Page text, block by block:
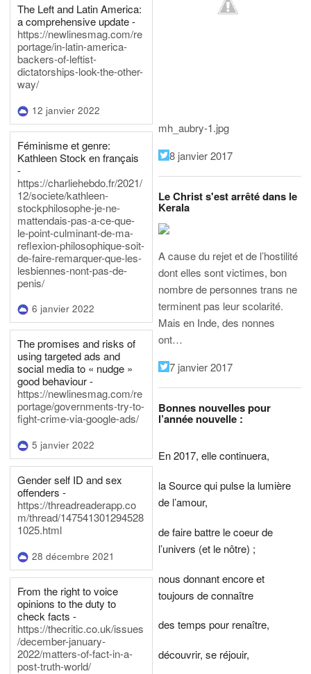
The Left and Latin America:
a comprehensive update -
https://newlinesmag.com/re
portage/in-latin-america-
backers-of-leftist-
dictatorships-look-the-other-
way/
12 janvier 2022
Féminisme et genre:
Kathleen Stock en français
-
https://charliehebdo.fr/2021/
12/societe/kathleen-
stockphilosophe-je-ne-
mattendais-pas-a-ce-que-
le-point-culminant-de-ma-
reflexion-philosophique-soit-
de-faire-remarquer-que-les-
lesbiennes-nont-pas-de-
penis/
6 janvier 2022
The promises and risks of
using targeted ads and
social media to « nudge »
good behaviour -
https://newlinesmag.com/re
portage/governments-try-to-
fight-crime-via-google-ads/
5 janvier 2022
Gender self ID and sex
offenders -
https://threadreaderapp.co
m/thread/147541301294528
1025.html
28 décembre 2021
From the right to voice
opinions to the duty to
check facts -
https://thecritic.co.uk/issues
/december-january-
2022/matters-of-fact-in-a-
post-truth-world/
mh_aubry-1.jpg
8 janvier 2017
Le Christ s'est arrêté dans le
Kerala
A cause du rejet et de l’hostilité
dont elles sont victimes, bon
nombre de personnes trans ne
terminent pas leur scolarité.
Mais en Inde, des nonnes
ont…
7 janvier 2017
Bonnes nouvelles pour
l’année nouvelle :
En 2017, elle continuera,
la Source qui pulse la lumière
de l’amour,
de faire battre le coeur de
l’univers (et le nôtre) ;
nous donnant encore et
toujours de connaître
des temps pour renaître,
découvrir, se réjouir,